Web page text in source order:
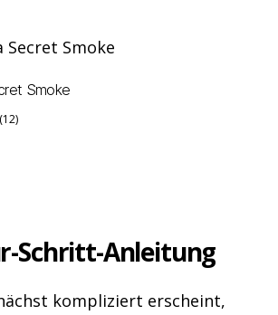
Smoke
(12)
Schritt-Anleitung
kompliziert erscheint,